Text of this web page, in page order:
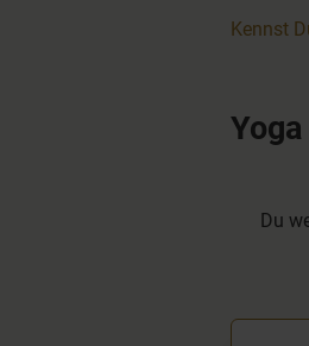
Kennst
Du